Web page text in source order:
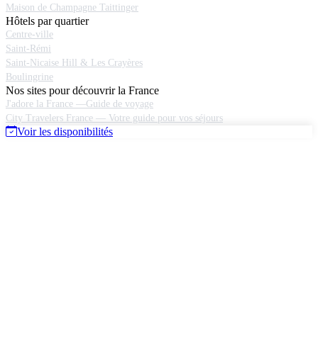
Maison de Champagne Taittinger
Hôtels par quartier
Centre-ville
Saint-Rémi
Saint-Nicaise Hill & Les Crayères
Boulingrine
Nos sites pour découvrir la France
J'adore la France —Guide de voyage
City Travelers France — Votre guide pour vos séjours
Voir les disponibilités